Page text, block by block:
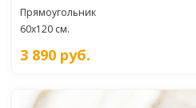
Прямоугольник
60x120 см.
3 890 руб.